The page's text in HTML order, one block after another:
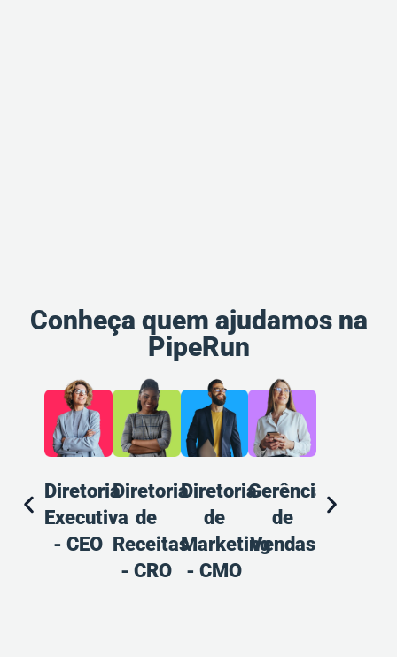
Conheça quem ajudamos na
PipeRun
Diretoria
Executiva
- CEO
Diretoria
de
Receitas
- CRO
Diretoria
de
Marketing
- CMO
Gerência
de
Vendas
Gerência